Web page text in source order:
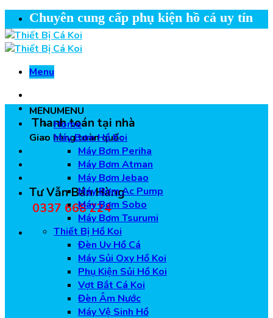
Skip
to
content
Chuyên cung cấp phụ kiện hồ cá uy tín
Menu
Thanh toán tại nhà
Giao hàng toàn quốc
Tư Vẫn Bán Hàng
0337 668 224
MENUMENU
Home
Máy Bơm Hồ Koi
Máy Bơm Periha
Máy Bơm Atman
Máy Bơm Jebao
Máy Bơm Ac Pump
Máy Bơm Sobo
Máy Bơm Tsurumi
Thiết Bị Hồ Koi
Đèn Uv Hồ Cá
Máy Sủi Oxy Hồ Koi
Phụ Kiện Sủi Hồ Koi
Vợt Bắt Cá Koi
Đèn Âm Nước
Máy Vệ Sinh Hồ